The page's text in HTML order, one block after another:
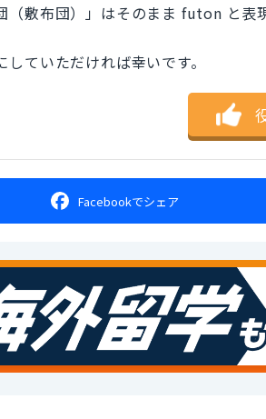
敷布団）」はそのまま futon と表
していただければ幸いです。
Facebookでシェア